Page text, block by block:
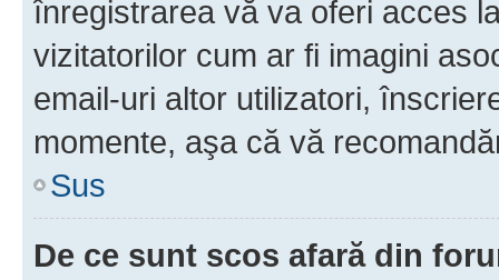
înregistrarea vă va oferi acces
vizitatorilor cum ar fi imagini
email-uri altor utilizatori,
momente, aşa că vă
Sus
De ce sunt scos afară din